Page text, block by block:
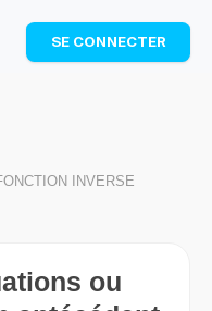
: révise les maths cet
et progresse avec des
SE CONNECTER
INVERSE
ou